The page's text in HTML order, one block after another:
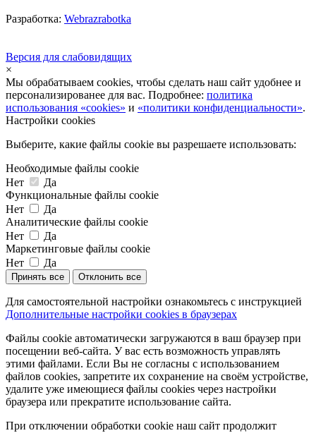
Разработка: Webrazrabotka
Версия для слабовидящих
×
Мы обрабатываем cookies, чтобы сделать наш сайт удобнее и
персонализированее для вас. Подробнее: политика
использования «cookies» и «политики конфиденциальности».
Настройки cookies
Выберите, какие файлы cookie вы разрешаете использовать:
Необходимые файлы cookie
Нет
Да
Функциональные файлы cookie
Нет
Да
Аналитические файлы cookie
Нет
Да
Маркетинговые файлы cookie
Нет
Да
Принять все Отклонить все
Для самостоятельной настройки ознакомьтесь с инструкцией
Дополнительные настройки cookies в браузерах
Файлы cookie автоматически загружаются в ваш браузер при
посещении веб-сайта. У вас есть возможность управлять
этими файлами. Если Вы не согласны с использованием
файлов cookies, запретите их сохранение на своём устройстве,
удалите уже имеющиеся файлы cookies через настройки
браузера или прекратите использование сайта.
При отключении обработки cookie наш сайт продолжит